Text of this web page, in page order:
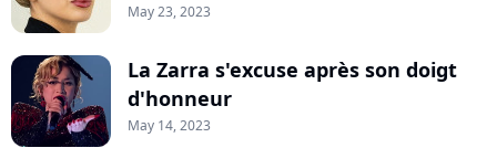
May 23, 2023
La Zarra s'excuse après son doigt
d'honneur
May 14, 2023